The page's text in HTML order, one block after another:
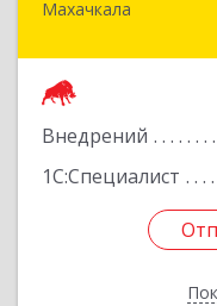
Махачкала
Внедрений
1С:Специалист
367030,